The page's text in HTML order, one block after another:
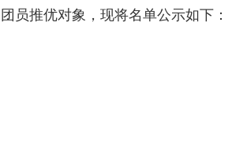
员推优对象，现将名单公示如下：